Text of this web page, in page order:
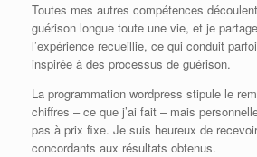
Toutes mes autres compétences
guérison longue toute une vie, et je
l’expérience recueillie, ce qui conduit
inspirée à des processus de guérison.
La programmation wordpress stipule le
chiffres – ce que j’ai fait – mais
pas à prix fixe. Je suis heureux de
concordants aux résultats obtenus.